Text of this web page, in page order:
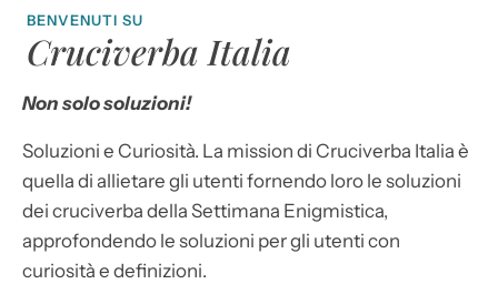
BENVENUTI SU
Cruciverba Italia
Non solo soluzioni!
Soluzioni e Curiosità. La mission di Cruciverba Italia è
quella di allietare gli utenti fornendo loro le soluzioni
dei cruciverba della Settimana Enigmistica,
approfondendo le soluzioni per gli utenti con
curiosità e definizioni.